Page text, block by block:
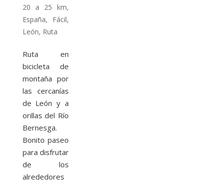
20 a 25 km,
España, Fácil,
León, Ruta
Ruta en
bicicleta de
montaña por
las cercanías
de León y a
orillas del Río
Bernesga.
Bonito paseo
para disfrutar
de los
alrededores